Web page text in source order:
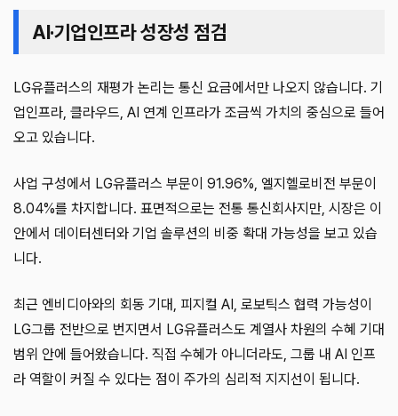
AI·기업인프라 성장성 점검
LG유플러스의 재평가 논리는 통신 요금에서만 나오지 않습니다. 기
업인프라, 클라우드, AI 연계 인프라가 조금씩 가치의 중심으로 들어
오고 있습니다.
사업 구성에서 LG유플러스 부문이 91.96%, 엘지헬로비전 부문이
8.04%를 차지합니다. 표면적으로는 전통 통신회사지만, 시장은 이
안에서 데이터센터와 기업 솔루션의 비중 확대 가능성을 보고 있습
니다.
최근 엔비디아와의 회동 기대, 피지컬 AI, 로보틱스 협력 가능성이
LG그룹 전반으로 번지면서 LG유플러스도 계열사 차원의 수혜 기대
범위 안에 들어왔습니다. 직접 수혜가 아니더라도, 그룹 내 AI 인프
라 역할이 커질 수 있다는 점이 주가의 심리적 지지선이 됩니다.